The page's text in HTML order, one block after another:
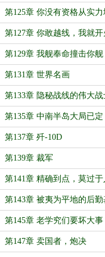
第125章 你没有资格从实力
发和我谈话
第127章 你敢越线，我就开
第129章 我舰奉命撞击你舰
第131章 世界名画
第133章 隐秘战线的伟大战
第135章 中南半岛大局已定
第137章 歼-10D
第139章 裁军
第141章 精确到点，莫过于
导
第143章 被夷为平地的后
第145章 老学究们要坏大事
第147章 卖国者，炮决